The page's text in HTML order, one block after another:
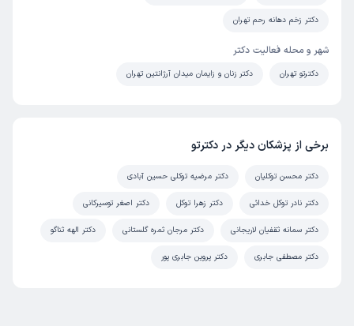
دکتر زخم دهانه رحم تهران
شهر و محله فعالیت دکتر
دکترتو تهران دکتر زنان و زایمان میدان آرژانتین تهران
برخی از پزشکان دیگر در دکترتو
دکتر محسن توکلیان دکتر مرضیه توکلی حسین آبادی
دکتر نادر توکل خدائی دکتر زهرا توکل دکتر اصغر توسیرکانی
دکتر سمانه ثقفیان لاریجانی دکتر مرجان ثمره گلستانی دکتر الهه ثناگو
دکتر مصطفی جابری دکتر پروین جابری پور